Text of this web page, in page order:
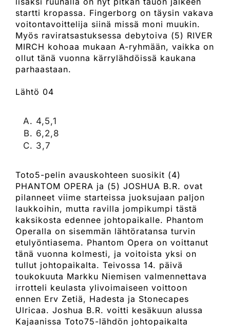
startti kropassa. Fingerborg on täysin vakava
voitontavoittelija siinä missä moni muukin.
Myös raviratsastuksessa debytoiva (5) RIVER
MIRCH kohoaa mukaan A-ryhmään, vaikka on
ollut tänä vuonna kärrylähdöissä kaukana
parhaastaan.
Lähtö 04
4,5,1
6,2,8
3,7
Toto5-pelin avauskohteen suosikit (4)
PHANTOM OPERA ja (5) JOSHUA B.R. ovat
pilanneet viime starteissa juoksujaan paljon
laukkoihin, mutta ravilla jompikumpi tästä
kaksikosta edennee johtopaikalle. Phantom
Operalla on sisemmän lähtöratansa turvin
etulyöntiasema. Phantom Opera on voittanut
tänä vuonna kolmesti, ja voitoista yksi on
tullut johtopaikalta. Teivossa 14. päivä
toukokuuta Markku Niemisen valmennettava
irrotteli keulasta ylivoimaiseen voittoon
ennen Erv Zetiä, Hadesta ja Stonecapes
Ulricaa. Joshua B.R. voitti kesäkuun alussa
Kajaanissa Toto75-lähdön johtopaikalta